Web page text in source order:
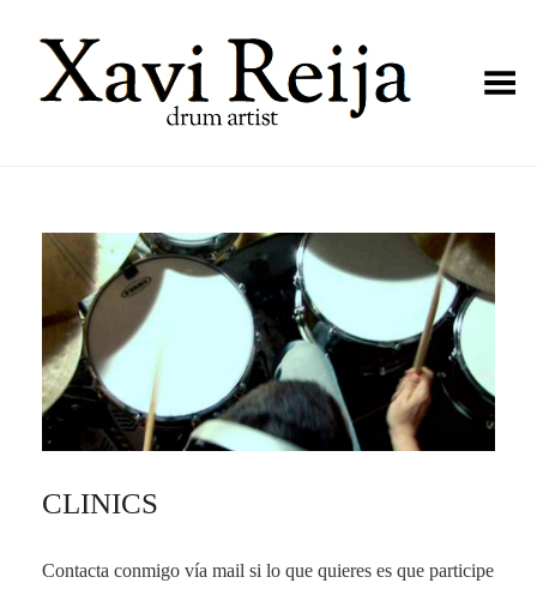
Toggle Menu
CLINICS
Contacta conmigo vía mail si lo que quieres es que participe